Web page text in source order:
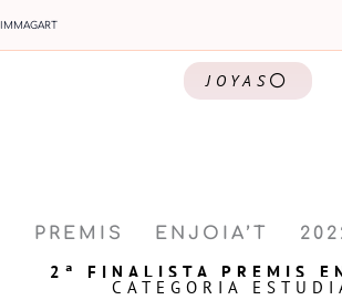
IMMAGART
JOYAS
PREMIS ENJOIA’T
2ª FINALISTA PREMIS
CATEGORIA